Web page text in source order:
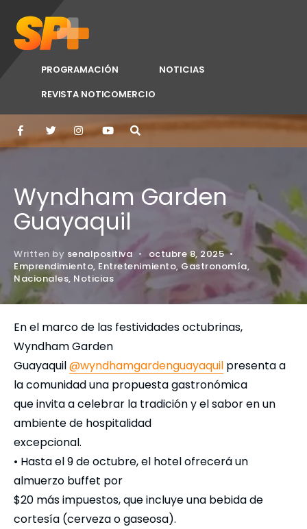
PROGRAMACIÓN
NOTICIAS
REVISTA NOTICOMERCIO
Wyndham Garden
Guayaquil
Written by senalpositiva • octubre 8, 2025 •
Emprendimiento, Entretenimiento, Gastronomía,
Nacionales, Noticias
En el marco de las festividades octubrinas,
Wyndham Garden
Guayaquil@wyndhamgardenguayaquil presenta a
la comunidad una propuesta gastronómica
que invita a celebrar la tradición y el sabor en un
ambiente de hospitalidad
excepcional.
• Hasta el 9 de octubre, el hotel ofrecerá un
almuerzo buffet por
$20 más impuestos, que incluye una bebida de
cortesía (cerveza o gaseosa).